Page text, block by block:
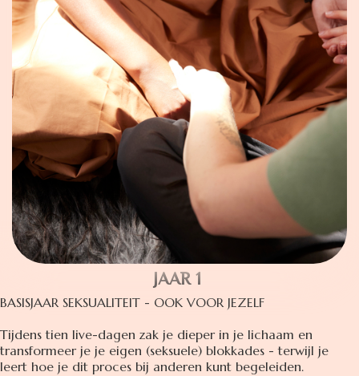
JAAR 1
BASISJAAR SEKSUALITEIT - OOK VOOR JEZELF
Tijdens tien live-dagen zak je dieper in je lichaam en
transformeer je je eigen (seksuele) blokkades - terwijl je
leert hoe je dit proces bij anderen kunt begeleiden.